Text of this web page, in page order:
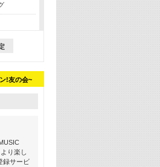
メドレ
!友の会~
り楽し
録サービ